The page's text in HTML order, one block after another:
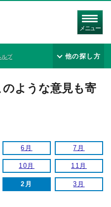
メニュー
ルプ 他の探し方
ような意見も寄
6月 7月
10月 11月
2月 3月